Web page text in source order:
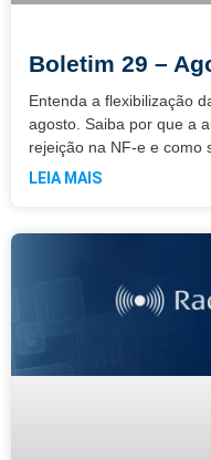
Boletim 29 –
Entenda a flexibilização
agosto. Saiba por que a
rejeição na NF-e e como
LEIA MAIS